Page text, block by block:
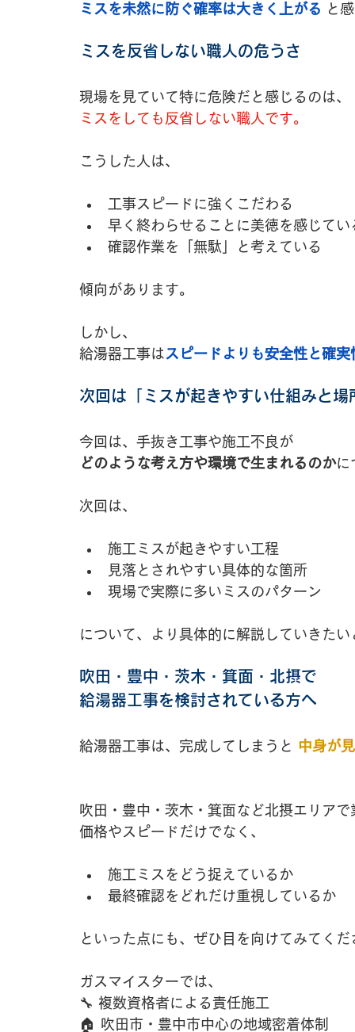
ミスを未然に防ぐ確率は大きく上がる と
ミスを反省しない職人の危うさ
現場を見ていて特に危険だと感じるのは、
ミスをしても反省しない職人です。
こうした人は、
工事スピードに強くこだわる
早く終わらせることに美徳を感じてい
確認作業を「無駄」と考えている
傾向があります。
しかし、
給湯器工事は スピードよりも安全性と確
次回は「ミスが起きやすい仕組みと場
今回は、手抜き工事や施工不良が
どのような考え方や環境で生まれるのかに
次回は、
施工ミスが起きやすい工程
見落とされやすい具体的な箇所
現場で実際に多いミスのパターン
について、より具体的に解説していきたい
吹田・豊中・茨木・箕面・北摂で
給湯器工事を検討されている方へ
給湯器工事は、完成してしまうと 中身が
吹田・豊中・茨木・箕面など北摂エリア
価格やスピードだけでなく、
施工ミスをどう捉えているか
最終確認をどれだけ重視しているか
といった点にも、ぜひ目を向けてみてくだ
ガスマイスターでは、
🔧 複数資格者による責任施工
🏠 吹田市・豊中市中心の地域密着体制